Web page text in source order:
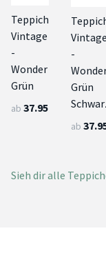
Teppich
Vintage
-
Wonder
Grün
ab 37.95
Vintage
-
Grün
ab
Sieh dir alle